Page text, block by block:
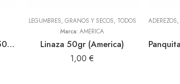
Harina de haba tostada 500gr (America)
LEGUMBRES, GRANOS Y SECOS, TODOS
Marca: AMERICA
Linaza 50gr (America)
1,00 €